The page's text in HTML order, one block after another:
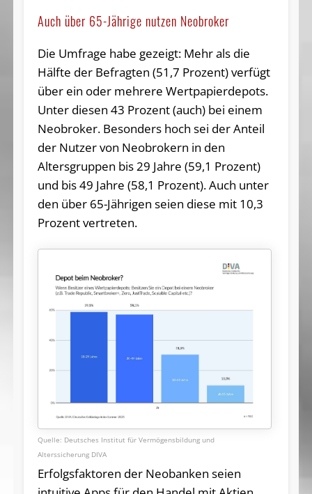
Auch über 65-Jährige nutzen Neobroker
Die Umfrage habe gezeigt: Mehr als die
Hälfte der Befragten (51,7 Prozent) verfügt
über ein oder mehrere Wertpapierdepots.
Unter diesen 43 Prozent (auch) bei einem
Neobroker. Besonders hoch sei der Anteil
der Nutzer von Neobrokern in den
Altersgruppen bis 29 Jahre (59,1 Prozent)
und bis 49 Jahre (58,1 Prozent). Auch unter
den über 65-Jährigen seien diese mit 10,3
Prozent vertreten.
Deutsches Institut für Vermögensbildung und
Alterssicherung DIVA
Erfolgsfaktoren der Neobanken seien